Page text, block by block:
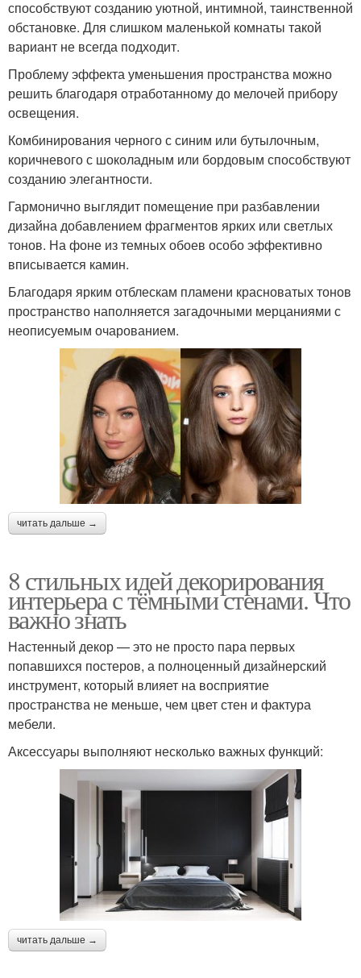
способствуют созданию уютной, интимной, таинственной
обстановке. Для слишком маленькой комнаты такой
вариант не всегда подходит.
Проблему эффекта уменьшения пространства можно
решить благодаря отработанному до мелочей прибору
освещения.
Комбинирования черного с синим или бутылочным,
коричневого с шоколадным или бордовым способствуют
созданию элегантности.
Гармонично выглядит помещение при разбавлении
дизайна добавлением фрагментов ярких или светлых
тонов. На фоне из темных обоев особо эффективно
вписывается камин.
Благодаря ярким отблескам пламени красноватых тонов
пространство наполняется загадочными мерцаниями с
неописуемым очарованием.
читать дальше →
8 стильных идей декорирования
интерьера с тёмными стенами. Что
важно знать
Настенный декор — это не просто пара первых
попавшихся постеров, а полноценный дизайнерский
инструмент, который влияет на восприятие
пространства не меньше, чем цвет стен и фактура
мебели.
Аксессуары выполняют несколько важных функций:
читать дальше →